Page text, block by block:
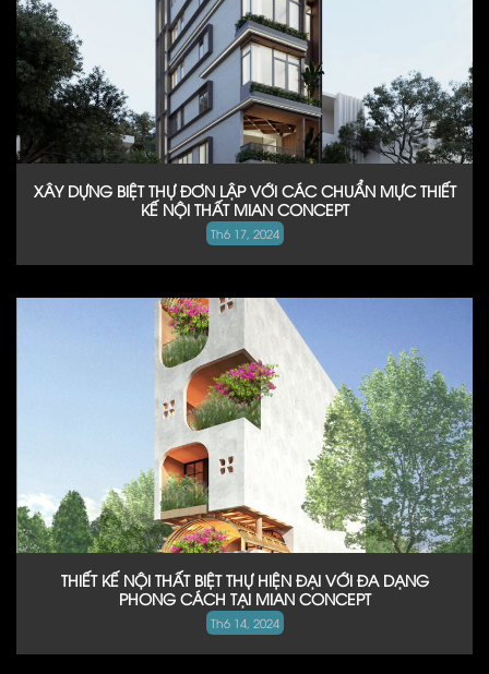
XÂY DỰNG BIỆT THỰ ĐƠN LẬP VỚI CÁC CHUẨN MỰC THIẾT
KẾ NỘI THẤT MIAN CONCEPT
Th6 17, 2024
THIẾT KẾ NỘI THẤT BIỆT THỰ HIỆN ĐẠI VỚI ĐA DẠNG
PHONG CÁCH TẠI MIAN CONCEPT
Th6 14, 2024